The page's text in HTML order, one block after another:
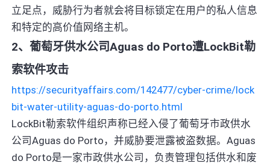
立足点，威胁行为者就会将目标锁定在用户的私人信息
和特定的高价值网络主机。
2、葡萄牙供水公司Aguas do Porto遭LockBit勒
索软件攻击
https://securityaffairs.com/142477/cyber-crime/lock
bit-water-utility-aguas-do-porto.html
LockBit勒索软件组织声称已经入侵了葡萄牙市政供水
公司Aguas do Porto，并威胁要泄露被盗数据。Aguas
do Porto是一家市政供水公司，负责管理包括供水和废